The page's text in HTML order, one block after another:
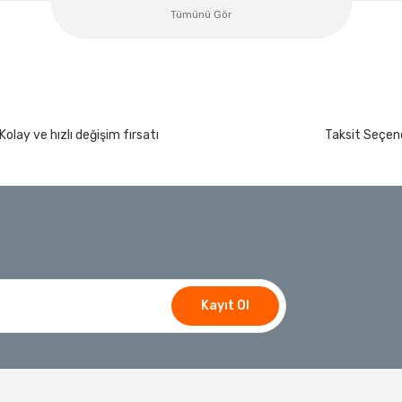
İzeltaş Lokmalı Allen Uç ve Star Torx Uç
Bosch GLM 50-27 C Lazerli Uzaklık Ölçer-
Tümünü Gör
Kolay ve hızlı değişim fırsatı Taksit
Kayıt Ol